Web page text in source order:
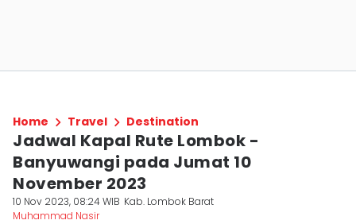
Home Travel Destination
Jadwal Kapal Rute Lombok -
Banyuwangi pada Jumat 10
November 2023
10 Nov 2023, 08:24 WIB Kab. Lombok Barat
Muhammad Nasir